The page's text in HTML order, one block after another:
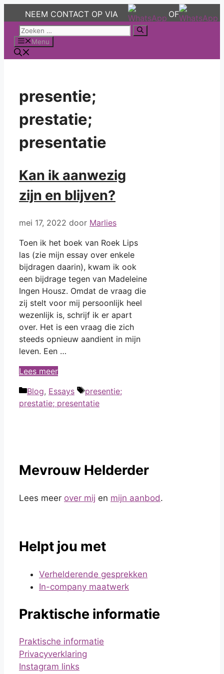
NEEM CONTACT OP VIA
OF
naar
Zoek
naar:Menu
presentie;
prestatie;
presentatie
Kan ik aanwezig
zijn en blijven?
mei 17, 2022 door Marlies
Toen ik het boek van Roek Lips
las (zie mijn essay over enkele
bijdragen daarin), kwam ik ook
een bijdrage tegen van Madeleine
Ingen Housz. Omdat de vraag die
zij stelt voor mij persoonlijk heel
wezenlijk is, schrijf ik er apart
over. Het is een vraag die zich
steeds opnieuw aandient in mijn
leven. Een …
Lees meerKan
aanwezig
zijn
Categorieën
Blog, Essays Tags
presentie;
prestatie; presentatie
Mevrouw Helderder
Lees meer over mij en mijn aanbod.
Helpt jou met
Verhelderende gesprekken
In-company maatwerk
Praktische informatie
Praktische informatie
Privacyverklaring
Instagram links